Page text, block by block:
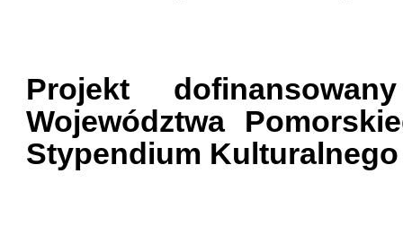
Projekt
Województwa
Stypendium